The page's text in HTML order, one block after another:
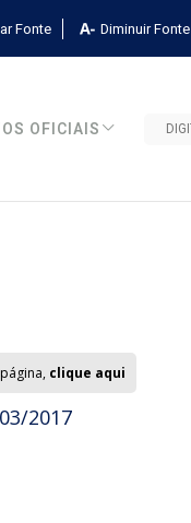
Fonte Diminuir Fonte
OFICIAIS
clique aqui
2017